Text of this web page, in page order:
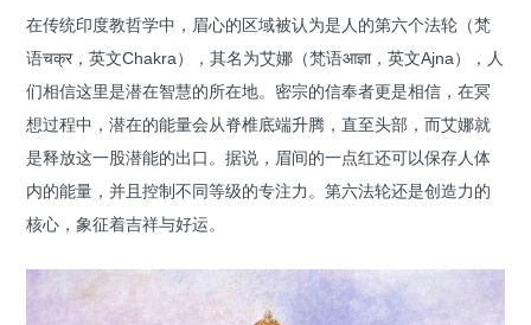
在传统印度教哲学中，眉心的区域被认为是人的第六个法轮（梵
语चक्र，英文Chakra），其名为艾娜（梵语आज्ञा，英文Ajna），人
们相信这里是潜在智慧的所在地。密宗的信奉者更是相信，在冥
想过程中，潜在的能量会从脊椎底端升腾，直至头部，而艾娜就
是释放这一股潜能的出口。据说，眉间的一点红还可以保存人体
内的能量，并且控制不同等级的专注力。第六法轮还是创造力的
核心，象征着吉祥与好运。